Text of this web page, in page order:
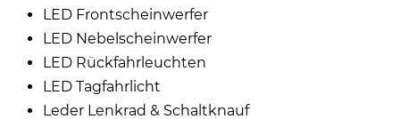
LED Frontscheinwerfer
LED Nebelscheinwerfer
LED Rückfahrleuchten
LED Tagfahrlicht
Leder Lenkrad & Schaltknauf